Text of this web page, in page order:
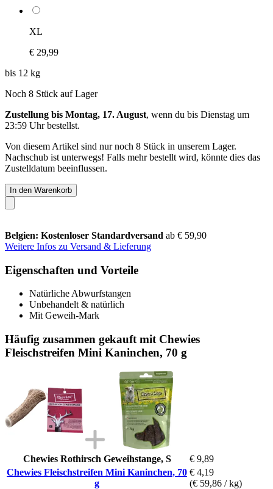
XL
€ 29,99
bis 12 kg
Noch 8 Stück auf Lager
Zustellung bis Montag, 17. August, wenn du bis Dienstag um
23:59 Uhrbestellst.
Von diesem Artikel sind nur noch 8 Stück in unserem Lager.
Nachschub ist unterwegs! Falls mehr bestellt wird, könnte dies das
Zustelldatum beeinflussen.
In den Warenkorb
Belgien: Kostenloser Standardversand ab € 59,90
Weitere Infos zu Versand & Lieferung
Eigenschaften und Vorteile
Natürliche Abwurfstangen
Unbehandelt & natürlich
Mit Geweih-Mark
Häufig zusammen gekauft mit Chewies
Fleischstreifen Mini Kaninchen, 70 g
Chewies Rothirsch Geweihstange, S
€ 9,89
Chewies Fleischstreifen Mini Kaninchen, 70
g
€ 4,19
(€ 59,86 / kg)